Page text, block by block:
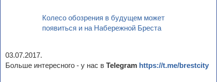
Колесо обозрения в будущем может
появиться и на Набережной Бреста
03.07.2017.
Больше интересного - у нас в Telegram https://t.me/brestcity